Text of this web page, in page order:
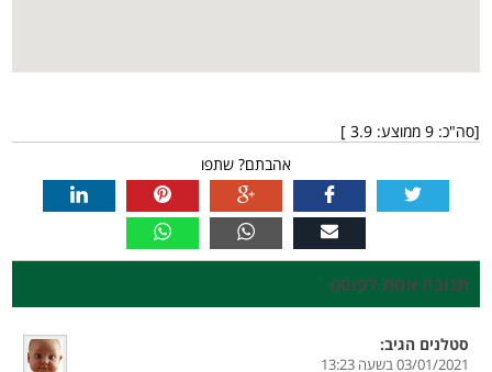
[סה"כ: 9 ממוצע: 3.9
]
אהבתם? שתפו
תגובה אחת לפוסט
סטלנים הגיב:
03/01/2021 בשעה 13:23